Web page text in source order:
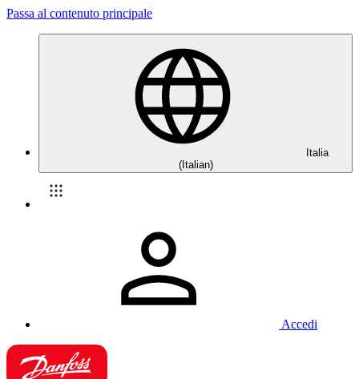
Passa al contenuto principale
Italia
(Italian)
Accedi